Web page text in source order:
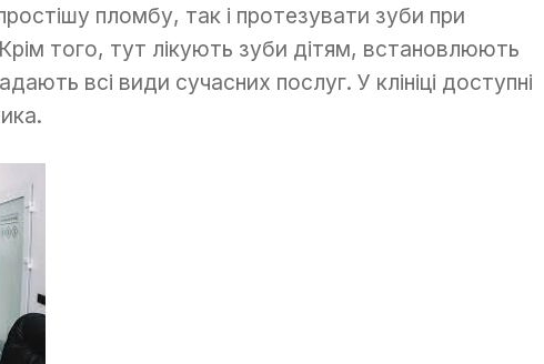
пломбу, так і протезувати зуби при
того, тут лікують зуби дітям, встановлюють
всі види сучасних послуг. У клініці доступні